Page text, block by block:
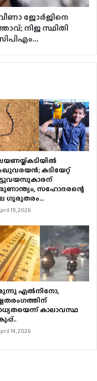
ജോര്‍ജിനെ
നിജ സ്ഥിതി
കടിയേറ്റ്
സഹോദരന്റെ
ഗുരുതരം…
19, 2026
എല്‍നിനോ,
കാലാവസ്ഥ
14, 2026